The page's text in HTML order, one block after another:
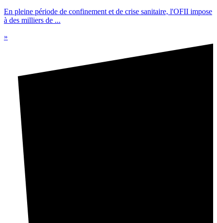
En pleine période de confinement et de crise sanitaire, l'OFII impose
à des milliers de ...
»